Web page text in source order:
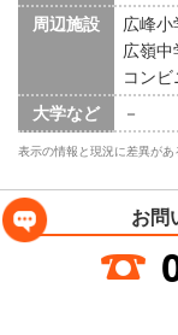
周辺施設
広峰
広嶺
コン
大学など
－
表示の情報と現況に差異があ
お問